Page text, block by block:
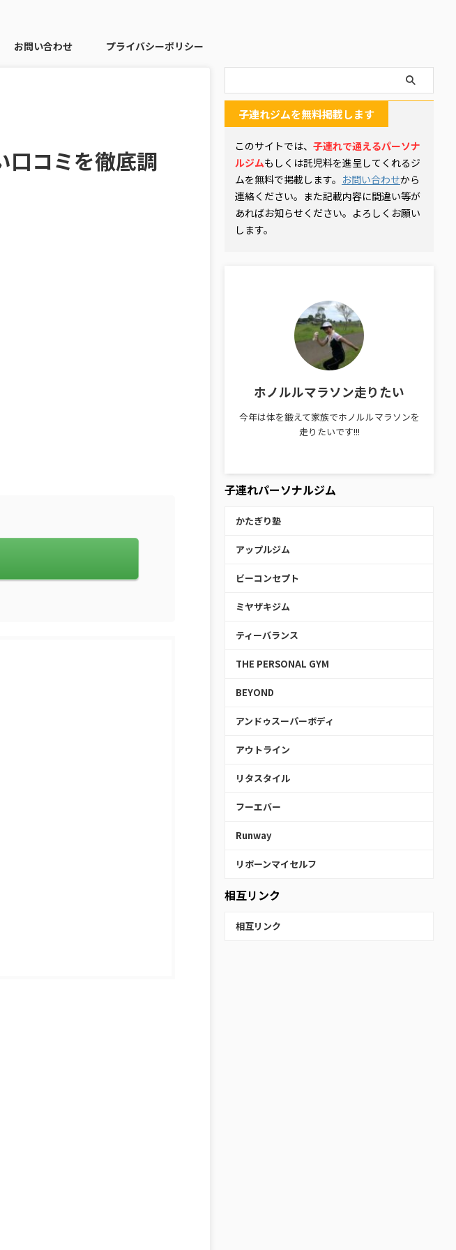
お問い合わせ プライバシーポリシー
口コミを徹底調
子連れジムを無料掲載します
このサイトでは、 子連れで通えるパーソナ
ルジムもしくは託児料を進呈してくれるジ
ムを無料で掲載します。 お問い合わせから
連絡ください。また記載内容に間違い等が
あればお知らせください。よろしくお願い
します。
ホノルルマラソン走りたい
今年は体を鍛えて家族でホノルルマラソンを
走りたいです!!!
子連れパーソナルジム
かたぎり塾
アップルジム
ビーコンセプト
ミヤザキジム
ティーバランス
THE PERSONAL GYM
BEYOND
アンドゥスーパーボディ
アウトライン
リタスタイル
フーエバー
Runway
リボーンマイセルフ
相互リンク
相互リンク